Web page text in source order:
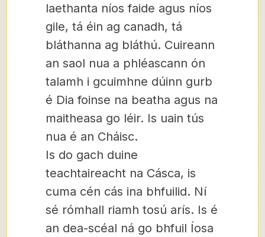
laethanta níos faide agus níos
gile, tá éin ag canadh, tá
bláthanna ag bláthú. Cuireann
an saol nua a phléascann ón
talamh i gcuimhne dúinn gurb
é Dia foinse na beatha agus na
maitheasa go léir. Is uain tús
nua é an Cháisc.
Is do gach duine
teachtaireacht na Cásca, is
cuma cén cás ina bhfuilid. Ní
sé rómhall riamh tosú arís. Is é
an dea-scéal ná go bhfuil Íosa